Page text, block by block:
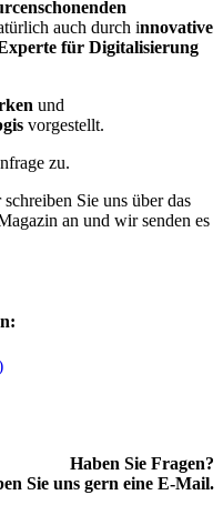
auch durch innovative
für Digitalisierung
und
vorgestellt.
zu.
Sie uns über das
an und wir senden es
Haben Sie Fragen?
Sie uns gern eine E-Mail.